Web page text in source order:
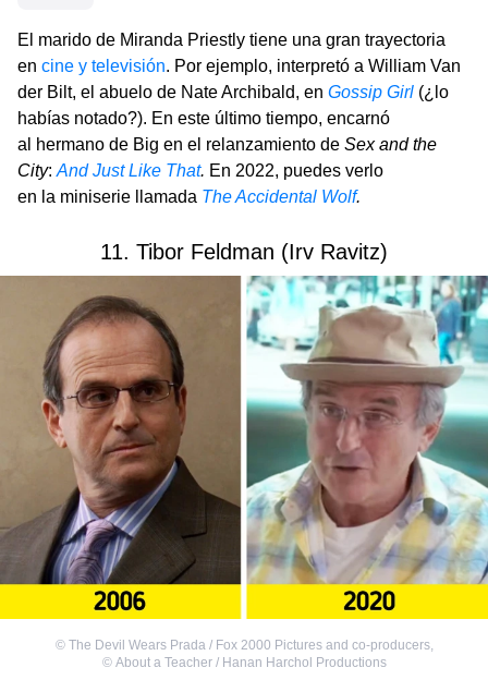
El marido de Miranda Priestly tiene una gran trayectoria
en cine y televisión. Por ejemplo, interpretó a William Van
der Bilt, el abuelo de Nate Archibald, en Gossip Girl (¿lo
habías notado?). En este último tiempo, encarnó
al hermano de Big en el relanzamiento de Sex and the
City: And Just Like That. En 2022, puedes verlo
en la miniserie llamada The Accidental Wolf.
11. Tibor Feldman (Irv Ravitz)
© The Devil Wears Prada / Fox 2000 Pictures and co-producers,
© About a Teacher / Hanan Harchol Productions